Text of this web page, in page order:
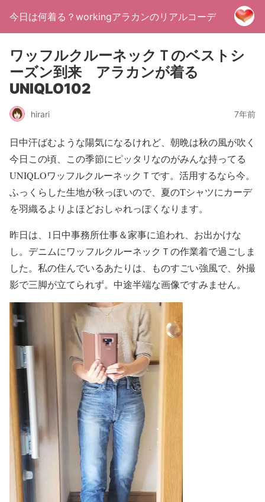
今日は何着る？workingアラカンのリアルコーデ
ワッフルクルーネックＴのベストシ
ーズン到来 アラカンが着る
UNIQLO102
hirari 7年前
日中汗ばむような陽気になるけれど、朝晩は秋の風が吹く
今日この頃、この季節にピッタリなのがみんな持ってる
UNIQLOワッフルクルーネックＴです。活用するなら今。
ふっくらした生地が秋っぽいので、夏のTシャツにカーデ
を羽織るよりよほどおしゃれっぽくなります。
昨日は、1日中事務所仕事＆家事に追われ、お出かけな
し。デニムにワッフルクルーネックＴの作業着で過ごしま
した。私の住んでいるあたりは、ものすごい強風で、外撮
影で三脚が立てられず。中途半端な画像ですみません。